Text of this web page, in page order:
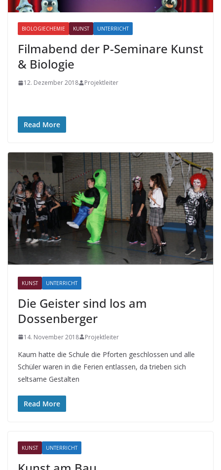
BIOLOGIECHEMIE KUNST UNTERRICHT
Filmabend der P-Seminare Kunst
& Biologie
12. Dezember 2018 Projektleiter
Read More
KUNST UNTERRICHT
Die Geister sind los am
Dossenberger
14. November 2018 Projektleiter
Kaum hatte die Schule die Pforten geschlossen und alle
Schüler waren in die Ferien entlassen, da trieben sich
seltsame Gestalten
Read More
KUNST UNTERRICHT